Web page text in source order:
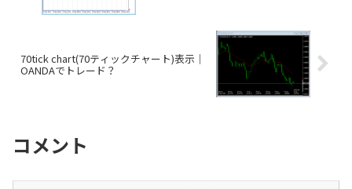
70tick chart(70ティックチャート)表示｜
OANDAでトレード？
コメント